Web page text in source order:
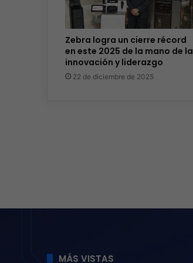
Zebra logra un cierre récord
en este 2025 de la mano de la
innovación y liderazgo
22 de diciembre de 2025
MÁS VISTAS